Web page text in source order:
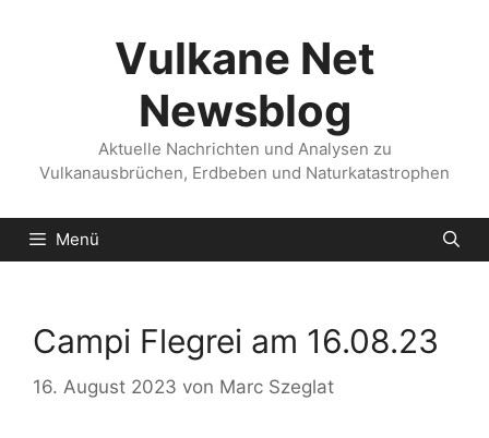
Vulkane Net
Newsblog
Aktuelle Nachrichten und Analysen zu
Vulkanausbrüchen, Erdbeben und Naturkatastrophen
Menü
Campi Flegrei am 16.08.23
16. August 2023 von Marc Szeglat